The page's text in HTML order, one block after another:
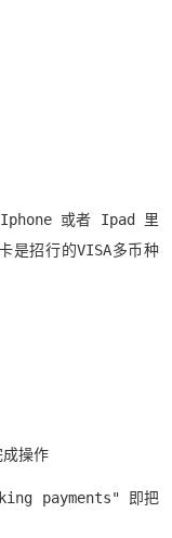
Iphone 或者 Ipad 里
是招行的VISA多币种
操作
payments" 即把